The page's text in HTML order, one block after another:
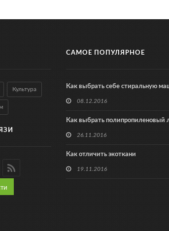
Культура
САМОЕ ПОПУЛЯРНОЕ
Как выбрать себе стиральную
08.12.2016
Как выбрать полипропиленовый
26.11.2016
Как отличить экоткани
19.11.2016